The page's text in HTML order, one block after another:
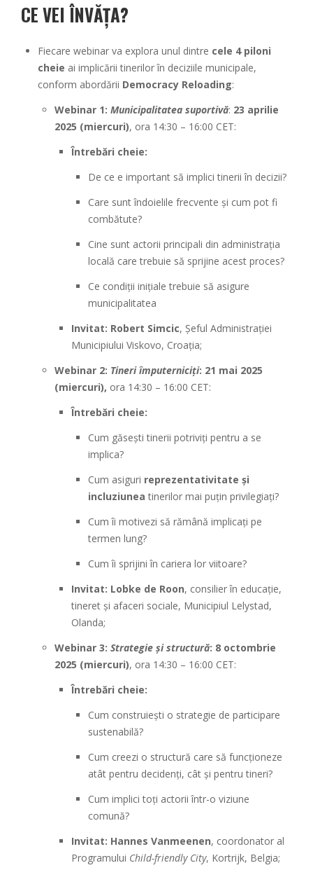
CE VEI ÎNVĂȚA?
Fiecare webinar va explora unul dintre cele 4 piloni
cheie ai implicării tinerilor în deciziile municipale,
conform abordării Democracy Reloading:
Webinar 1: Municipalitatea suportivă: 23 aprilie
2025 (miercuri), ora 14:30 – 16:00 CET:
Întrebări cheie:
De ce e important să implici tinerii în decizii?
Care sunt îndoielile frecvente și cum pot fi
combătute?
Cine sunt actorii principali din administrația
locală care trebuie să sprijine acest proces?
Ce condiții inițiale trebuie să asigure
municipalitatea
Invitat: Robert Simcic, Șeful Administrației
Municipiului Viskovo, Croația;
Webinar 2: Tineri împuterniciți: 21 mai 2025
(miercuri), ora 14:30 – 16:00 CET:
Întrebări cheie:
Cum găsești tinerii potriviți pentru a se
implica?
Cum asiguri reprezentativitate și
incluziunea tinerilor mai puțin privilegiați?
Cum îi motivezi să rămână implicați pe
termen lung?
Cum îi sprijini în cariera lor viitoare?
Invitat: Lobke de Roon, consilier în educație,
tineret și afaceri sociale, Municipiul Lelystad,
Olanda;
Webinar 3: Strategie și structură: 8 octombrie
2025 (miercuri), ora 14:30 – 16:00 CET:
Întrebări cheie:
Cum construiești o strategie de participare
sustenabilă?
Cum creezi o structură care să funcționeze
atât pentru decidenți, cât și pentru tineri?
Cum implici toți actorii într-o viziune
comună?
Invitat: Hannes Vanmeenen, coordonator al
Programului Child-friendly City, Kortrijk, Belgia;